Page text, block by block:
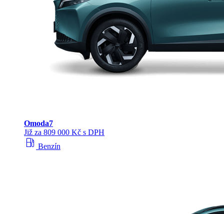
Omoda7
Již za 809 000 Kč s DPH
local_gas_station Benzín